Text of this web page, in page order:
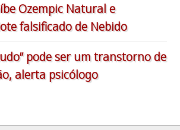
Ozempic Natural e
falsificado de Nebido
pode ser um transtorno de
alerta psicólogo